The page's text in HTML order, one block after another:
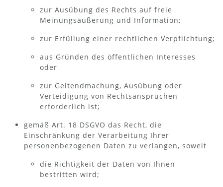
zur Ausübung des Rechts auf freie
Meinungsäußerung und Information;
zur Erfüllung einer rechtlichen Verpflichtung;
aus Gründen des öffentlichen Interesses
oder
zur Geltendmachung, Ausübung oder
Verteidigung von Rechtsansprüchen
erforderlich ist;
gemäß Art. 18 DSGVO das Recht, die
Einschränkung der Verarbeitung Ihrer
personenbezogenen Daten zu verlangen, soweit
die Richtigkeit der Daten von Ihnen
bestritten wird;